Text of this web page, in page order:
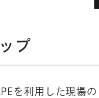
プ
を利用した現場の